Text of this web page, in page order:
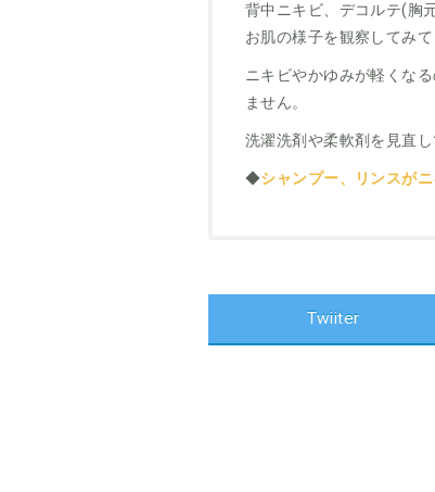
背中ニキビ、デコルテ(胸
お肌の様子を観察してみて
ニキビやかゆみが軽くな
ません。
洗濯洗剤や柔軟剤を見直し
◆シャンプー、リンスが
Twiiter